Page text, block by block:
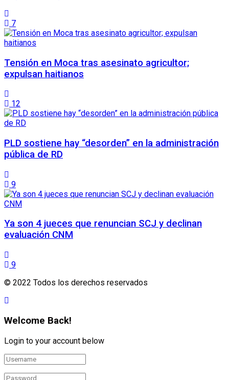
7
Tensión en Moca tras asesinato agricultor;
expulsan haitianos
12
PLD sostiene hay “desorden” en la administración
pública de RD
9
Ya son 4 jueces que renuncian SCJ y declinan
evaluación CNM
9
© 2022 Todos los derechos reservados
Welcome Back!
Login to your account below